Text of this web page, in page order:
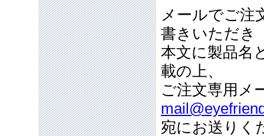
メールでご注
書きいただき
本文に製品名
載の上、
ご注文専用
宛にお送りく